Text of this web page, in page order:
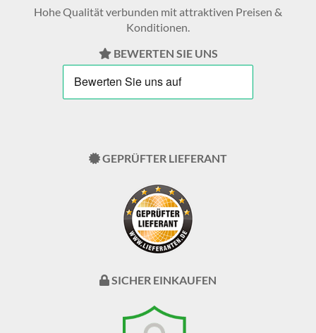
Hohe Qualität verbunden mit attraktiven Preisen &
Konditionen.
BEWERTEN SIE UNS
GEPRÜFTER LIEFERANT
SICHER EINKAUFEN